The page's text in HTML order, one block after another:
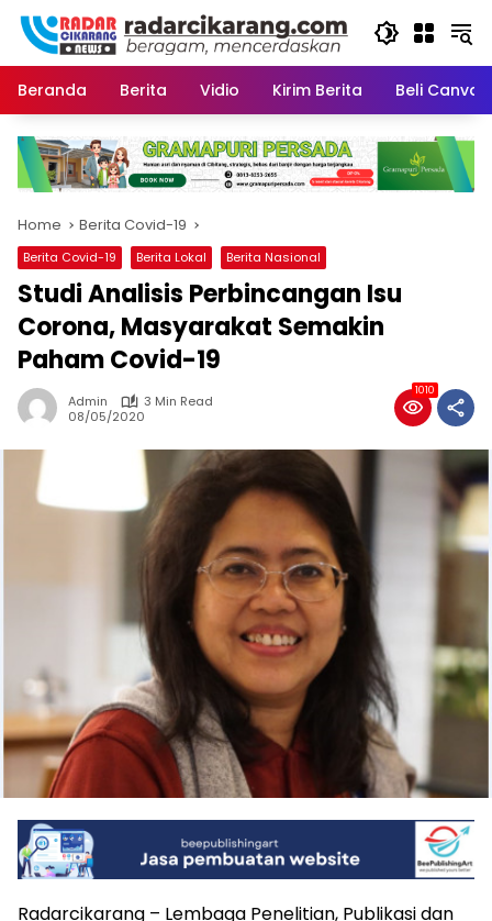
Skip
content
Beranda
Berita Vidio Kirim Berita Beli
Home Berita Covid-19
Berita Covid-19 Berita Lokal Berita Nasional
Studi Analisis Perbincangan Isu
Corona, Masyarakat Semakin
Paham Covid-19
Admin
3 Min Read
08/05/2020
1010
Radarcikarang – Lembaga Penelitian, Publikasi dan